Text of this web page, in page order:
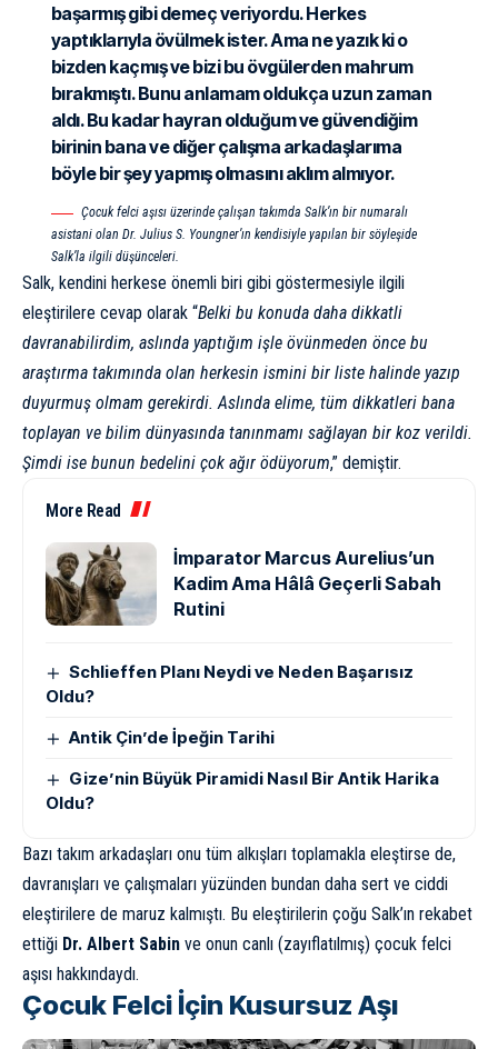
başarmış gibi demeç veriyordu. Herkes
yaptıklarıyla övülmek ister. Ama ne yazık ki o
bizden kaçmış ve bizi bu övgülerden mahrum
bırakmıştı. Bunu anlamam oldukça uzun zaman
aldı. Bu kadar hayran olduğum ve güvendiğim
birinin bana ve diğer çalışma arkadaşlarıma
böyle bir şey yapmış olmasını aklım almıyor.
Çocuk felci aşısı üzerinde çalışan takımda Salk’ın bir numaralı
asistani olan Dr. Julius S. Youngner’ın kendisiyle yapılan bir söyleşide
Salk’la ilgili düşünceleri.
Salk, kendini herkese önemli biri gibi göstermesiyle ilgili
eleştirilere cevap olarak “Belki bu konuda daha dikkatli
davranabilirdim, aslında yaptığım işle övünmeden önce bu
araştırma takımında olan herkesin ismini bir liste halinde yazıp
duyurmuş olmam gerekirdi. Aslında elime, tüm dikkatleri bana
toplayan ve bilim dünyasında tanınmamı sağlayan bir koz verildi.
Şimdi ise bunun bedelini çok ağır ödüyorum,” demiştir.
More Read
İmparator Marcus Aurelius’un
Kadim Ama Hâlâ Geçerli Sabah
Rutini
Schlieffen Planı Neydi ve Neden Başarısız
Oldu?
Antik Çin’de İpeğin Tarihi
Gize’nin Büyük Piramidi Nasıl Bir Antik Harika
Oldu?
Bazı takım arkadaşları onu tüm alkışları toplamakla eleştirse de,
davranışları ve çalışmaları yüzünden bundan daha sert ve ciddi
eleştirilere de maruz kalmıştı. Bu eleştirilerin çoğu Salk’ın rekabet
ettiği Dr. Albert Sabin ve onun canlı (zayıflatılmış) çocuk felci
aşısı hakkındaydı.
Çocuk Felci İçin Kusursuz Aşı